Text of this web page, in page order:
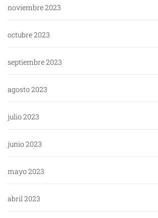
noviembre 2023
octubre 2023
septiembre 2023
agosto 2023
julio 2023
junio 2023
mayo 2023
abril 2023